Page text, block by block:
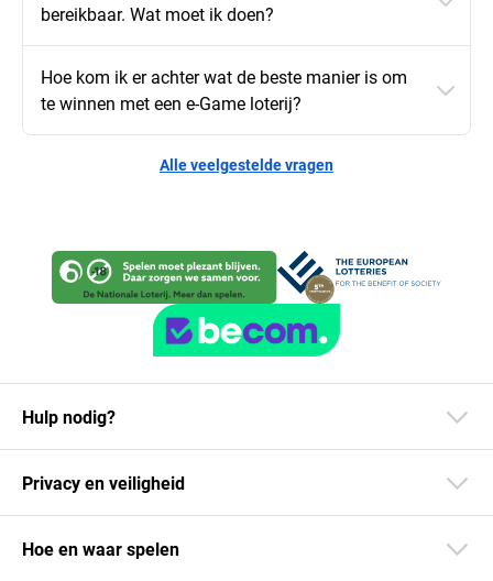
bereikbaar. Wat moet ik doen?
Hoe kom ik er achter wat de beste manier is om
te winnen met een e-Game loterij?
Alle veelgestelde vragen
Hulp nodig?
Privacy en veiligheid
Hoe en waar spelen